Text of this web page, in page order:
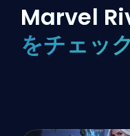
Marvel
をチェッ